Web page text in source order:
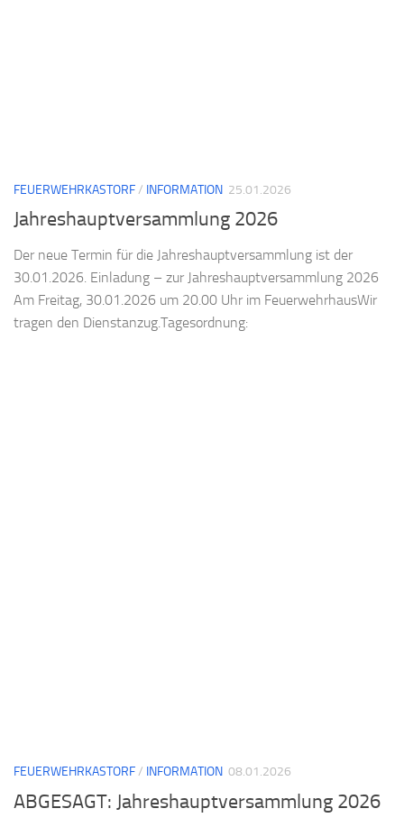
FEUERWEHRKASTORF/ INFORMATION 25.01.2026
Jahreshauptversammlung 2026
Der neue Termin für die Jahreshauptversammlung ist der
30.01.2026. Einladung – zur Jahreshauptversammlung 2026
Am Freitag, 30.01.2026 um 20.00 Uhr im FeuerwehrhausWir
tragen den Dienstanzug.Tagesordnung:
FEUERWEHRKASTORF/ INFORMATION 08.01.2026
ABGESAGT: Jahreshauptversammlung 2026